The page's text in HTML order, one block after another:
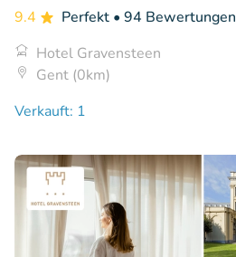
9.4 Perfekt • 94 Bewertungen
Hotel Gravensteen
Gent (0km)
Verkauft: 1